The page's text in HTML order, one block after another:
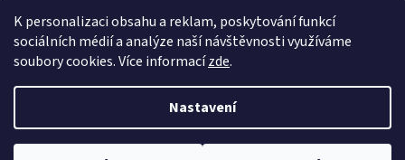
K personalizaci obsahu a reklam, poskytování funkcí
sociálních médií a analýze naší návštěvnosti využíváme
soubory cookies. Více informacízde.
Nastavení
Copyright 2026DDkámen. Všechna práva vyhrazena.Upravit